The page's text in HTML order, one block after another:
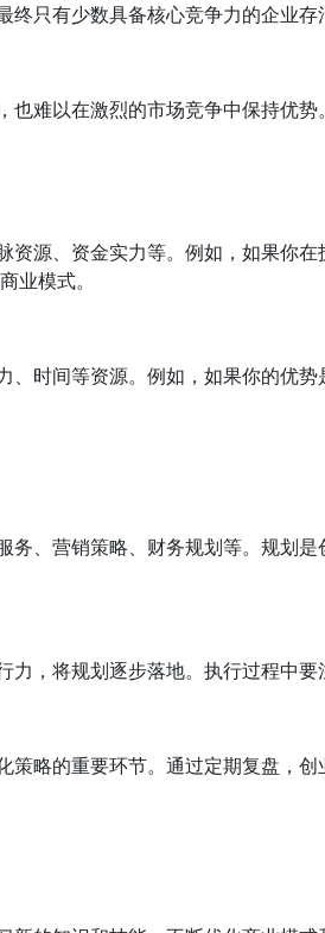
只有少数具备核心竞争力的企业存
难以在激烈的市场竞争中保持优势
源、资金实力等。例如，如果你
业模式。
时间等资源。例如，如果你的优
、营销策略、财务规划等。规划
，将规划逐步落地。执行过程中要
略的重要环节。通过定期复盘，